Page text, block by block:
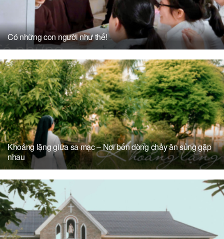
Có những con người như thế!
Khoảng lặng giữa sa mạc – Nơi bốn dòng chảy ân sủng gặp
nhau